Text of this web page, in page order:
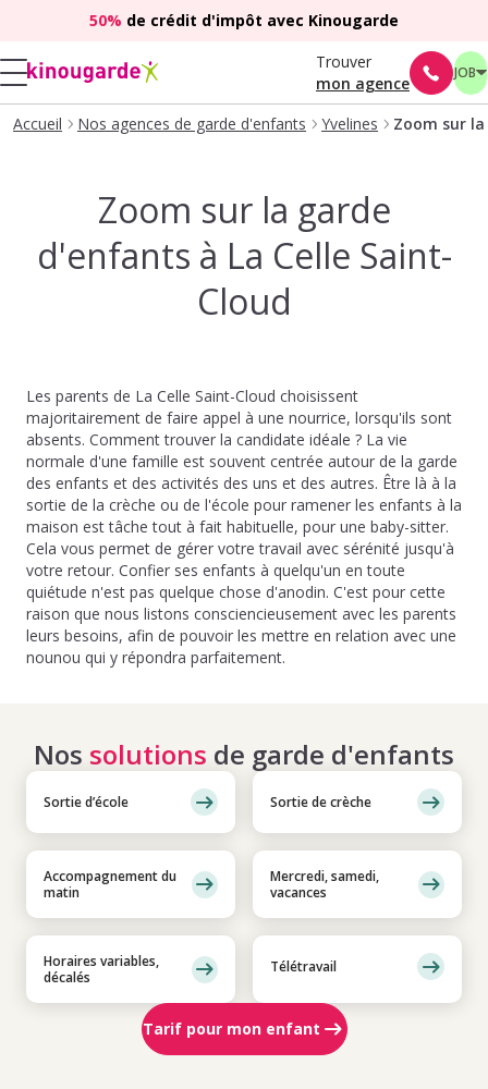
50% de crédit d'impôt avec Kinougarde
Trouver
mon agence
JOB
Accueil Nos agences de garde d'enfants Yvelines Zoom sur
Zoom sur la garde
d'enfants à La Celle Saint-
Cloud
Les parents de La Celle Saint-Cloud choisissent
majoritairement de faire appel à une nourrice, lorsqu'ils sont
absents. Comment trouver la candidate idéale ? La vie
normale d'une famille est souvent centrée autour de la garde
des enfants et des activités des uns et des autres. Être là à la
sortie de la crèche ou de l'école pour ramener les enfants à la
maison est tâche tout à fait habituelle, pour une baby-sitter.
Cela vous permet de gérer votre travail avec sérénité jusqu'à
votre retour. Confier ses enfants à quelqu'un en toute
quiétude n'est pas quelque chose d'anodin. C'est pour cette
raison que nous listons consciencieusement avec les parents
leurs besoins, afin de pouvoir les mettre en relation avec une
nounou qui y répondra parfaitement.
Nos solutions de garde d'enfants
Sortie d’école Sortie de crèche
Accompagnement du
matin
Mercredi, samedi,
vacances
Horaires variables,
décalés
Télétravail
Tarif pour mon enfant